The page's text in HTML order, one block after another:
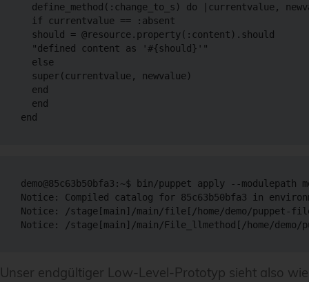
define_method(:change_to_s) do |currentvalue,
  if currentvalue == :absent
  should = @resource.property(:content).should
  "defined content as '#{should}'"
  else
  super(currentvalue, newvalue)
  end
  end
demo@85c63b50bfa3:~$ bin/puppet apply --
Notice: Compiled catalog for 85c63b50bfa3 in
Notice: /stage[main]/main/file[/home/demo/puppet-
Unser endgültiger Low-Level-Prototyp sieht also wie